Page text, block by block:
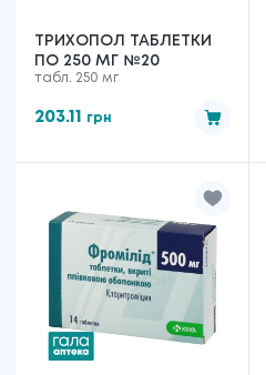
ТРИХОПОЛ ТАБЛЕТКИ
ПО 250 МГ №20
табл. 250 мг
203.11 грн